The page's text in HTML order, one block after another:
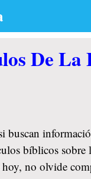
De
buscan
bíblicos sobre
hoy, no olvide